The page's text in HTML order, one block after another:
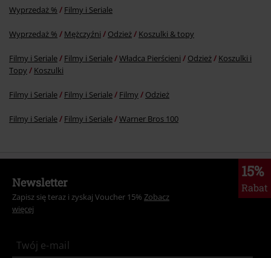
Wyprzedaż % Filmy i Seriale
Wyprzedaż % Mężczyźni Odzież Koszulki & topy
Filmy i Seriale Filmy i Seriale Władca Pierścieni Odzież
Koszulki i
Topy
Koszulki
Filmy i Seriale Filmy i Seriale Filmy Odzież
Filmy i Seriale Filmy i Seriale Warner Bros 100
15%
Rabat
Newsletter
Zapisz się teraz i zyskaj Voucher 15% Zobacz
więcej